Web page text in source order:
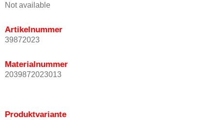
Not available
Artikelnummer
39872023
Materialnummer
2039872023013
Produktvariante